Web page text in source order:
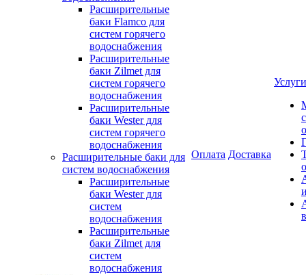
Расширительные
баки Flamco для
систем горячего
водоснабжения
Расширительные
баки Zilmet для
систем горячего
водоснабжения
Расширительные
баки Wester для
систем горячего
водоснабжения
Расширительные баки для
систем водоснабжения
Расширительные
баки Wester для
систем
водоснабжения
Расширительные
баки Zilmet для
систем
водоснабжения
Оплата Доставка
Услуги